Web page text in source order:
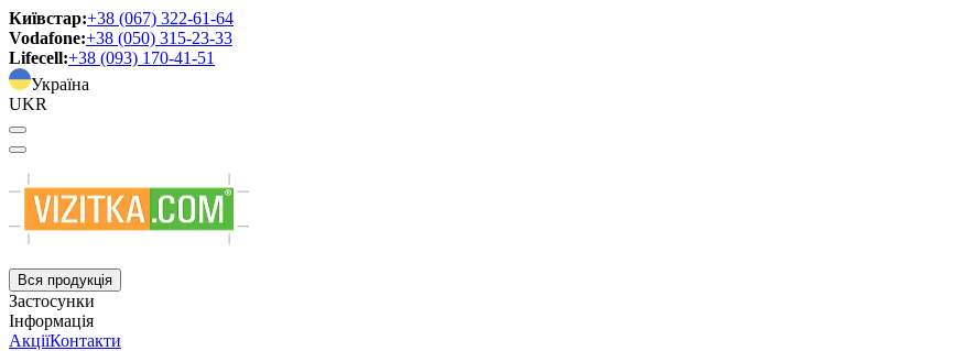
Київстар:+38 (067) 322-61-64
Vodafone:+38 (050) 315-23-33
Lifecell:+38 (093) 170-41-51
Україна
UKR
Вся продукція
Застосунки
Інформація
АкціїКонтакти